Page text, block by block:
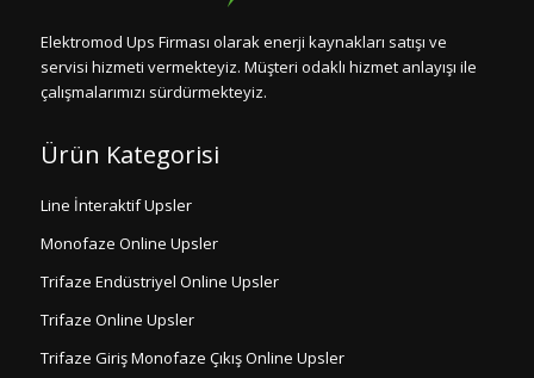
Elektromod Ups Firması olarak enerji kaynakları satışı ve
servisi hizmeti vermekteyiz. Müşteri odaklı hizmet anlayışı ile
çalışmalarımızı sürdürmekteyiz.
Ürün Kategorisi
Line İnteraktif Upsler
Monofaze Online Upsler
Trifaze Endüstriyel Online Upsler
Trifaze Online Upsler
Trifaze Giriş Monofaze Çıkış Online Upsler